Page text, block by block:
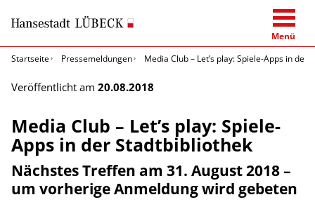
Menü
Startseite
Pressemeldungen Media Club – Let’s play: Spiele-Apps in der
Veröffentlicht am 20.08.2018
Media Club – Let’s play: Spiele-
Apps in der Stadtbibliothek
Nächstes Treffen am 31. August 2018 –
um vorherige Anmeldung wird gebeten